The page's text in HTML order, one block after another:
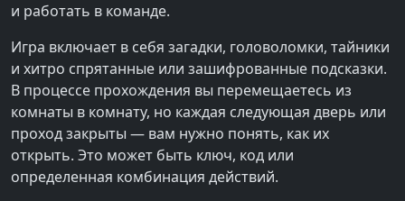
и работать в команде.
Игра включает в себя загадки, головоломки, тайники
и хитро спрятанные или зашифрованные подсказки.
В процессе прохождения вы перемещаетесь из
комнаты в комнату, но каждая следующая дверь или
проход закрыты — вам нужно понять, как их
открыть. Это может быть ключ, код или
определенная комбинация действий.